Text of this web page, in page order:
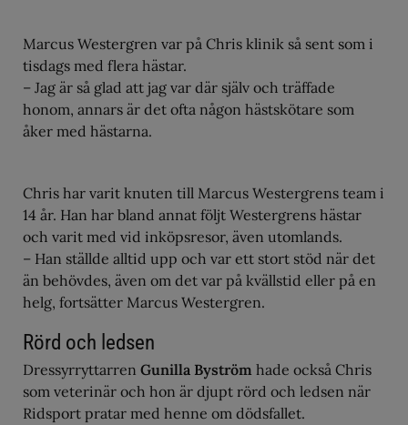
Marcus Westergren var på Chris klinik så sent som i
tisdags med flera hästar.
– Jag är så glad att jag var där själv och träffade
honom, annars är det ofta någon hästskötare som
åker med hästarna.
Chris har varit knuten till Marcus Westergrens team i
14 år. Han har bland annat följt Westergrens hästar
och varit med vid inköpsresor, även utomlands.
– Han ställde alltid upp och var ett stort stöd när det
än behövdes, även om det var på kvällstid eller på en
helg, fortsätter Marcus Westergren.
Rörd och ledsen
Dressyrryttarren Gunilla Byström hade också Chris
som veterinär och hon är djupt rörd och ledsen när
Ridsport pratar med henne om dödsfallet.